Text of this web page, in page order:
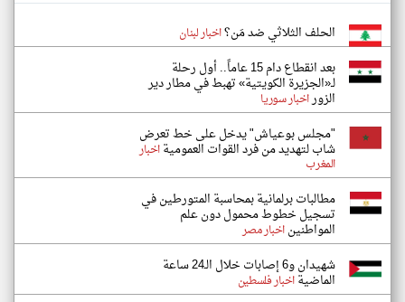
الحلف الثلاثي ضد مَن؟اخبار لبنان
بعد انقطاع دام 15 عاماً.. أول رحلة
لـ«الجزيرة الكويتية» تهبط في مطار دير
الزوراخبار سوريا
"مجلس بوعياش" يدخل على خط تعرض
شاب لتهديد من فرد القوات العموميةاخبار
المغرب
مطالبات برلمانية بمحاسبة المتورطين في
تسجيل خطوط محمول دون علم
المواطنيناخبار مصر
شهيدان و6 إصابات خلال الـ24 ساعة
الماضيةاخبار فلسطين